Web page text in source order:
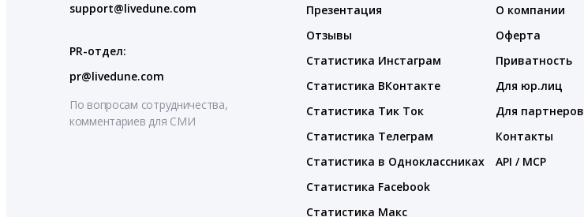
support@livedune.com
PR-отдел:
pr@livedune.com
По вопросам сотрудничества,
комментариев для СМИ
Презентация
Отзывы
Статистика Инстаграм
Статистика ВКонтакте
Статистика Тик Ток
Статистика Телеграм
Статистика в Одноклассниках
Статистика Facebook
Статистика Макс
О компании
Оферта
Приватность
Для юр.лиц
Для партнеров
Контакты
API / MCP